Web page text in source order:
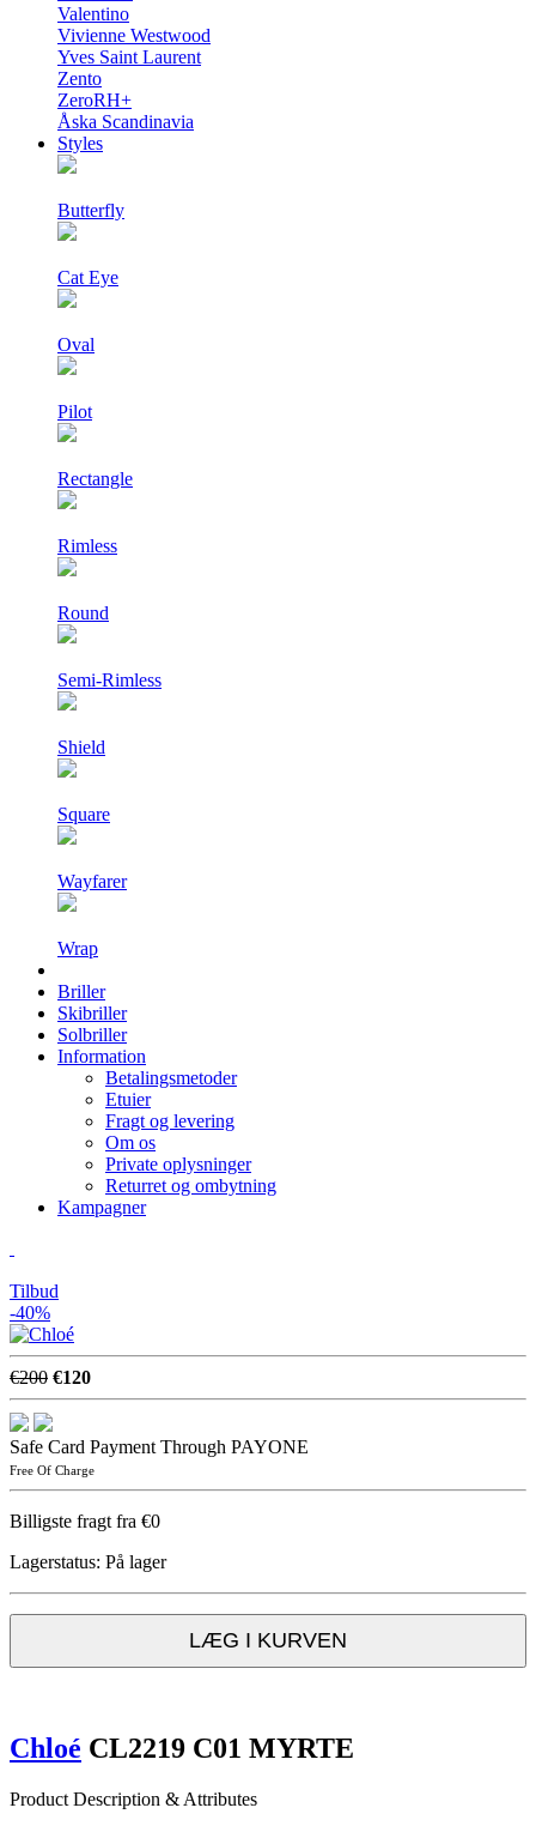
Valentino
Vivienne Westwood
Yves Saint Laurent
Zento
ZeroRH+
Åska Scandinavia
Styles
Butterfly
Cat Eye
Oval
Pilot
Rectangle
Rimless
Round
Semi-Rimless
Shield
Square
Wayfarer
Wrap
Briller
Skibriller
Solbriller
Information
Betalingsmetoder
Etuier
Fragt og levering
Om os
Private oplysninger
Returret og ombytning
Kampagner
Tilbud
-40%
€200 €120
Safe Card Payment Through PAYONE
Free Of Charge
Billigste fragt fra €0
Lagerstatus: På lager
LÆG I KURVEN
Chloé CL2219 C01 MYRTE
Product Description & Attributes